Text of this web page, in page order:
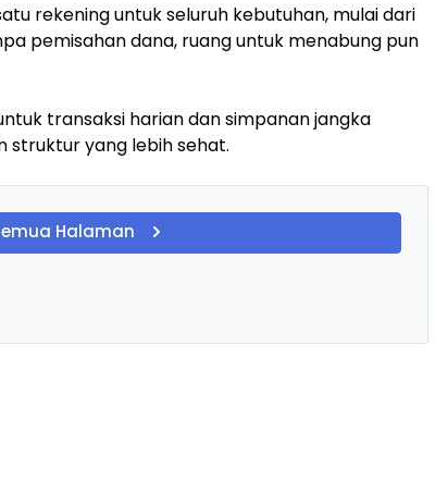
rekening untuk seluruh kebutuhan, mulai dari
pemisahan dana, ruang untuk menabung pun
transaksi harian dan simpanan jangka
yang lebih sehat.
Halaman